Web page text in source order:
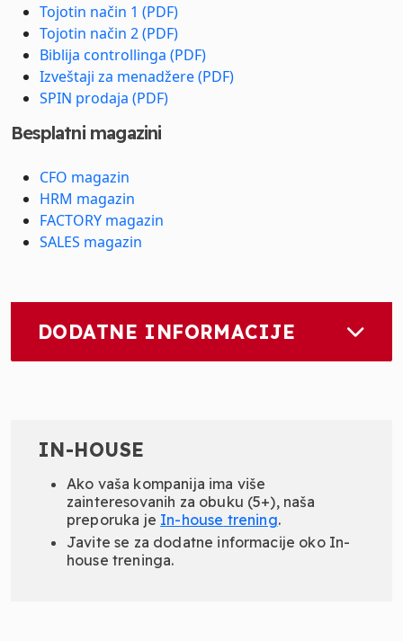
Tojotin način 1 (PDF)
Tojotin način 2 (PDF)
Biblija controllinga (PDF)
Izveštaji za menadžere (PDF)
SPIN prodaja (PDF)
Besplatni magazini
CFO magazin
HRM magazin
FACTORY magazin
SALES magazin
DODATNE INFORMACIJE
IN-HOUSE
Ako vaša kompanija ima više
zainteresovanih za obuku (5+), naša
preporuka je In-house trening.
Javite se za dodatne informacije oko In-
house treninga.